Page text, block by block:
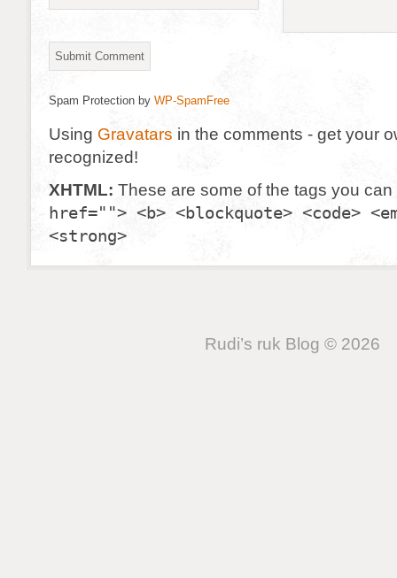
Spam Protection by WP-SpamFree
Using Gravatars in the comments - get your
recognized!
XHTML: These are some of the tags you
href=""> <b> <blockquote> <code>
<strong>
Rudi’s ruk Blog © 2026